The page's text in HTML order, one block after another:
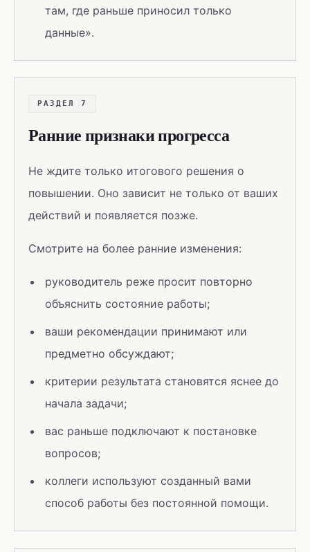
там, где раньше приносил только
данные».
РАЗДЕЛ 7
Ранние признаки прогресса
Не ждите только итогового решения о
повышении. Оно зависит не только от ваших
действий и появляется позже.
Смотрите на более ранние изменения:
руководитель реже просит повторно
объяснить состояние работы;
ваши рекомендации принимают или
предметно обсуждают;
критерии результата становятся яснее до
начала задачи;
вас раньше подключают к постановке
вопросов;
коллеги используют созданный вами
способ работы без постоянной помощи.